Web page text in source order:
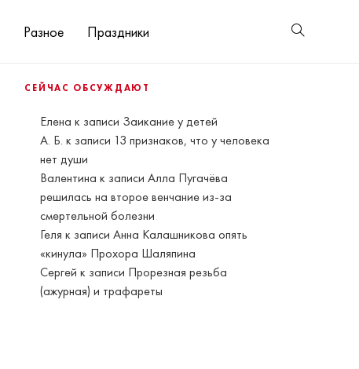
Разное Праздники
СЕЙЧАС ОБСУЖДАЮТ
Елена к записи Заикание у детей
А. Б. к записи 13 признаков, что у человека
нет души
Валентина к записиАлла Пугачёва
решилась на второе венчание из-за
смертельной болезни
Геля к записиАнна Калашникова опять
«кинула» Прохора Шаляпина
Сергей к записи Прорезная резьба
(ажурная) и трафареты